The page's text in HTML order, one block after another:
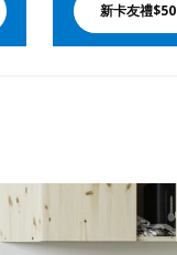
新卡友禮$50